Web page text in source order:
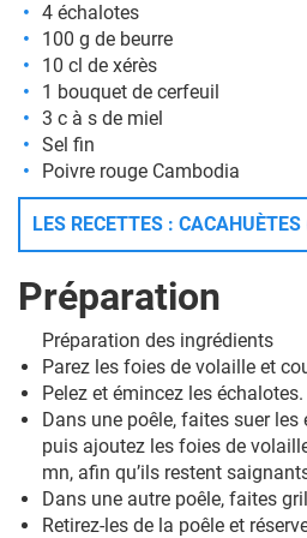
4 échalotes
100 g de beurre
10 cl de xérès
1 bouquet de cerfeuil
3 c à s de miel
Sel fin
Poivre rouge Cambodia
LES RECETTES :
Préparation
Préparation des ingrédients
Parez les foies de volaille et
Pelez et émincez les échalotes.
Dans une poêle, faites suer
puis ajoutez les foies de
mn, afin qu’ils restent
Dans une autre poêle, faites
Retirez-les de la poêle et